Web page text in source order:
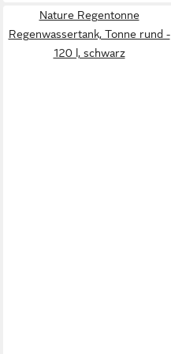
Nature Regentonne
Regenwassertank, Tonne rund -
120 l, schwarz